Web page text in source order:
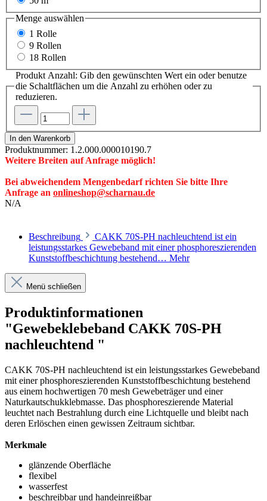
Menge auswählen
1 Rolle
9 Rollen
18 Rollen
Produkt Anzahl: Gib den gewünschten Wert ein oder benutze
die Schaltflächen um die Anzahl zu erhöhen oder zu
reduzieren.
In den Warenkorb
Produktnummer: 1.2.000.000010190.7
Weitere Breiten auf Anfrage möglich!
Bei abweichendem Mengenbedarf richten Sie bitte Ihre
Anfrage an onlineshop@scharnau.de
N/A
Beschreibung
CAKK 70S-PH nachleuchtend ist ein
leistungsstarkes Gewebeband mit einer phosphoreszierenden
Kunststoffbeschichtung bestehend… Mehr
Menü schließen
Produktinformationen
"Gewebeklebeband CAKK 70S-PH
nachleuchtend "
CAKK 70S-PH nachleuchtend ist ein leistungsstarkes Gewebeband
mit einer phosphoreszierenden Kunststoffbeschichtung bestehend
aus einem hochwertigen 70 mesh Gewebeträger und einer
Naturkautschukklebmasse. Das phosphoreszierende Material
leuchtet nach Bestrahlung durch eine Lichtquelle und bleibt nach
deren Erlöschen einen gewissen Zeitraum sichtbar.
Merkmale
glänzende Oberfläche
flexibel
wasserfest
beschreibbar und handeinreißbar